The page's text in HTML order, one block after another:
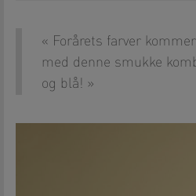
Forårets farver
med denne smukke
og blå!